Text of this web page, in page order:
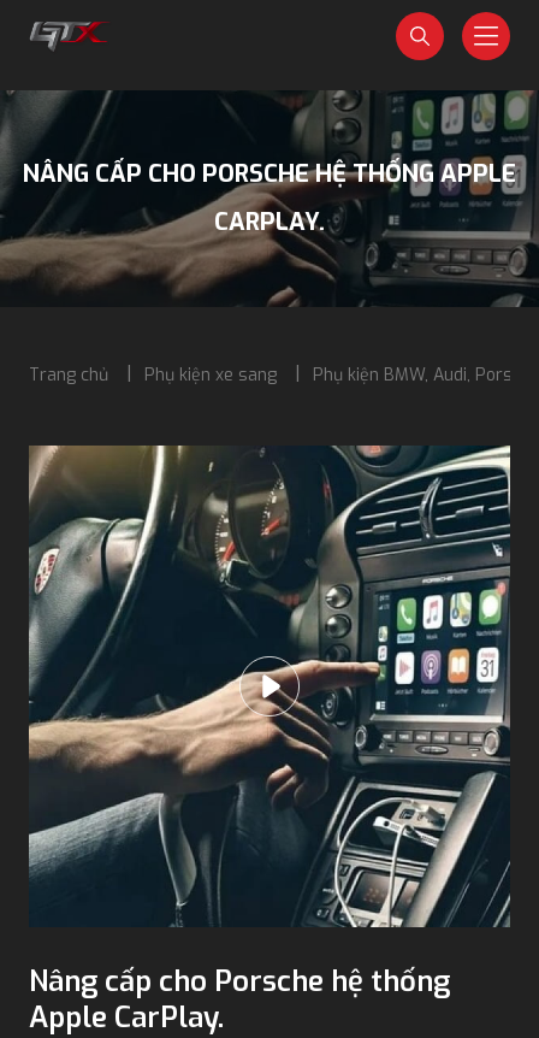
NÂNG CẤP CHO PORSCHE HỆ THỐNG APPLE
CARPLAY.
Trang chủ Phụ kiện xe sang Phụ kiện BMW, Audi, Porsche
Nâng cấp cho Porsche hệ thống
Apple CarPlay.